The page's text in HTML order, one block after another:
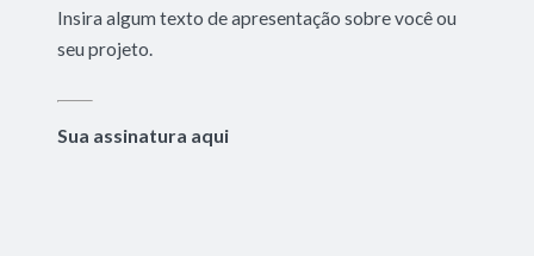
Insira algum texto de apresentação sobre você ou
seu projeto.
Sua assinatura aqui